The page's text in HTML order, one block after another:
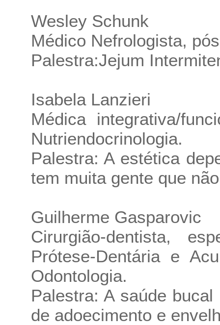
Wesley Schunk
Médico Nefrologista,
Palestra:Jejum
Isabela Lanzieri
Médica integrativa/
Nutriendocrinologia.
Palestra: A estética
tem muita gente que
Guilherme Gasparovic
Cirurgião-dentista,
Prótese-Dentária e
Odontologia.
Palestra: A saúde
de adoecimento e